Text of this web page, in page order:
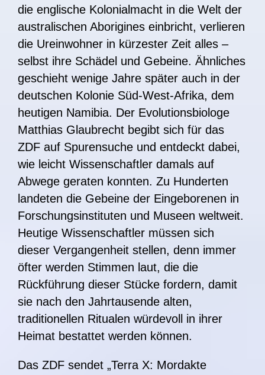
die englische Kolonialmacht in die Welt der
australischen Aborigines einbricht, verlieren
die Ureinwohner in kürzester Zeit alles –
selbst ihre Schädel und Gebeine. Ähnliches
geschieht wenige Jahre später auch in der
deutschen Kolonie Süd-West-Afrika, dem
heutigen Namibia. Der Evolutionsbiologe
Matthias Glaubrecht begibt sich für das
ZDF auf Spurensuche und entdeckt dabei,
wie leicht Wissenschaftler damals auf
Abwege geraten konnten. Zu Hunderten
landeten die Gebeine der Eingeborenen in
Forschungsinstituten und Museen weltweit.
Heutige Wissenschaftler müssen sich
dieser Vergangenheit stellen, denn immer
öfter werden Stimmen laut, die die
Rückführung dieser Stücke fordern, damit
sie nach den Jahrtausende alten,
traditionellen Ritualen würdevoll in ihrer
Heimat bestattet werden können.
Das ZDF sendet „Terra X: Mordakte